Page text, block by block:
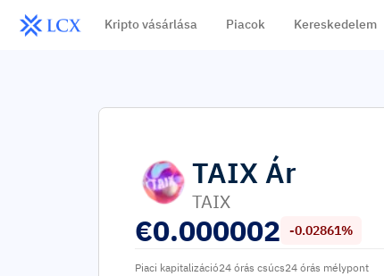
Kripto vásárlása Piacok Kereskedelem
TAIXÁr
TAIX
€0.000002 -0.02861%
Piaci kapitalizáció24 órás csúcs24 órás mélypont